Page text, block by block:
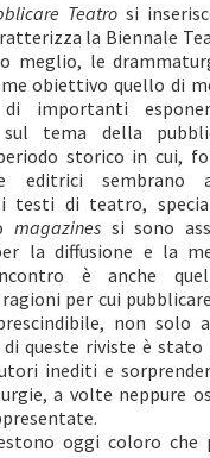
Teatrosi
la Biennale
meglio, le
obiettivo quello di
di importanti
sul tema della
storico in cui,
editrici sembrano
testi di teatro,
magazinessi sono
la diffusione e la
è anche
per cui
non solo
queste riviste è stato
inediti e
a volte neppure
oggi coloro che